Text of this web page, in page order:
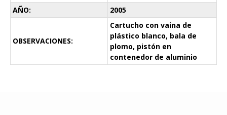
AÑO:
2005
OBSERVACIONES:
Cartucho con vaina de
plástico blanco, bala de
plomo, pistón en
contenedor de aluminio